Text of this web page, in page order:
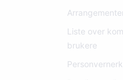
Arrangementer
Liste over
brukere